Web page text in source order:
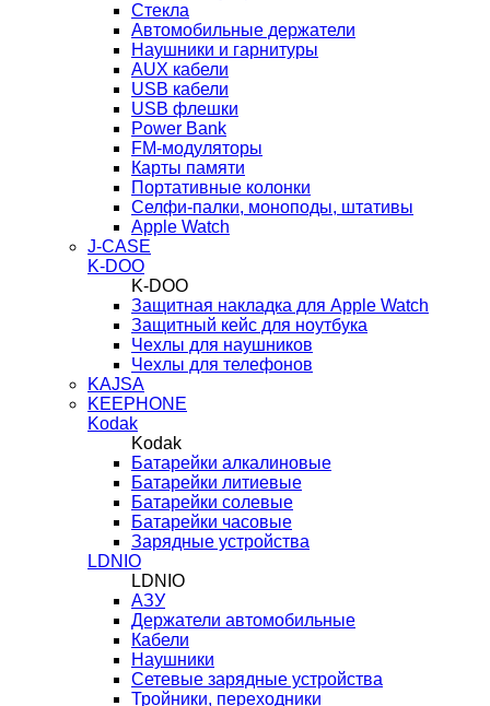
Стекла
Автомобильные держатели
Наушники и гарнитуры
AUX кабели
USB кабели
USB флешки
Power Bank
FM-модуляторы
Карты памяти
Портативные колонки
Селфи-палки, моноподы, штативы
Apple Watch
J-CASE
K-DOO
K-DOO
Защитная накладка для Apple Watch
Защитный кейс для ноутбука
Чехлы для наушников
Чехлы для телефонов
KAJSA
KEEPHONE
Kodak
Kodak
Батарейки алкалиновые
Батарейки литиевые
Батарейки солевые
Батарейки часовые
Зарядные устройства
LDNIO
LDNIO
АЗУ
Держатели автомобильные
Кабели
Наушники
Сетевые зарядные устройства
Тройники, переходники